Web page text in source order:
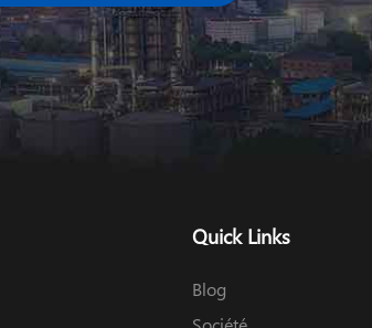
Quick Links
Blog